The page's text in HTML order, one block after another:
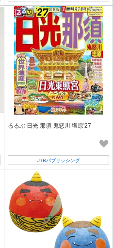
るるぶ 日光 那須 鬼怒川 塩原'27
JTBパブリッシング